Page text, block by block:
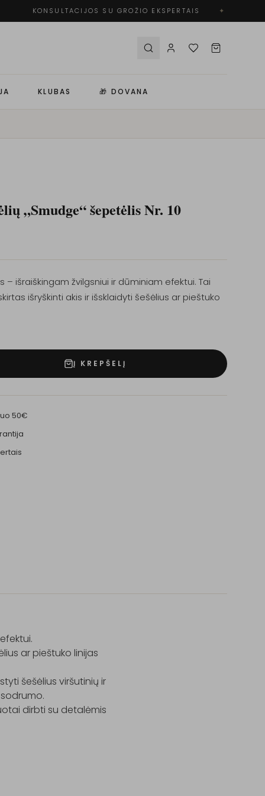
KONSULTACIJOS SU GROŽIO EKSPERTAIS
KLUBAS 🎁 DOVANA
„Smudge“ šepetėlis Nr. 10
– išraiškingam žvilgsniui ir dūminiam efektui. Tai
išryškinti akis ir išsklaidyti šešėlius ar pieštuko
Į KREPŠELĮ
50€
ar pieštuko linijas
šešėlius viršutinių ir
dirbti su detalėmis